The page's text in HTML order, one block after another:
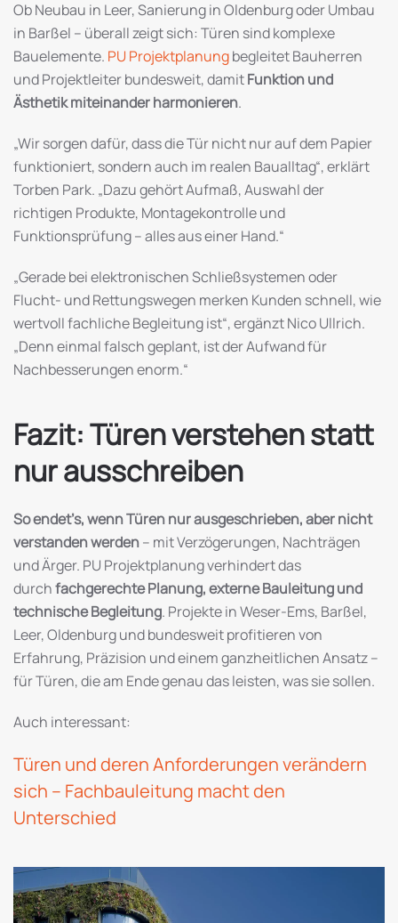
Ob Neubau in Leer, Sanierung in Oldenburg oder Umbau
in Barßel – überall zeigt sich: Türen sind komplexe
Bauelemente. PU Projektplanungbegleitet Bauherren
und Projektleiter bundesweit, damitFunktion und
Ästhetik miteinander harmonieren.
„Wir sorgen dafür, dass die Tür nicht nur auf dem Papier
funktioniert, sondern auch im realen Baualltag“, erklärt
Torben Park. „Dazu gehört Aufmaß, Auswahl der
richtigen Produkte, Montagekontrolle und
Funktionsprüfung – alles aus einer Hand.“
„Gerade bei elektronischen Schließsystemen oder
Flucht- und Rettungswegen merken Kunden schnell, wie
wertvoll fachliche Begleitung ist“, ergänzt Nico Ullrich.
„Denn einmal falsch geplant, ist der Aufwand für
Nachbesserungen enorm.“
Fazit: Türen verstehen statt
nur ausschreiben
So endet’s, wenn Türen nur ausgeschrieben, aber nicht
verstanden werden– mit Verzögerungen, Nachträgen
und Ärger. PU Projektplanung verhindert das
durchfachgerechte Planung, externe Bauleitung und
technische Begleitung. Projekte in Weser-Ems, Barßel,
Leer, Oldenburg und bundesweit profitieren von
Erfahrung, Präzision und einem ganzheitlichen Ansatz –
für Türen, die am Ende genau das leisten, was sie sollen.
Auch interessant:
Türen und deren Anforderungen verändern
sich – Fachbauleitung macht den
Unterschied